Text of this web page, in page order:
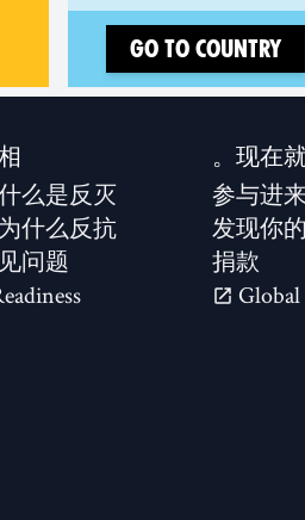
Go to country
现在就
参与进
发现你
捐款
么是反灭？
为什么反抗？
问题